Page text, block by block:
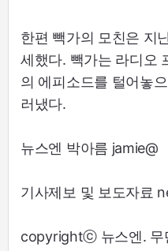
한편 빽가의 모친은 지
세했다. 빽가는 라디오
의 에피소드를 털어놓
러냈다.
뉴스엔 박아름 jamie@
기사제보 및 보도자료
copyrightⓒ 뉴스엔. 무